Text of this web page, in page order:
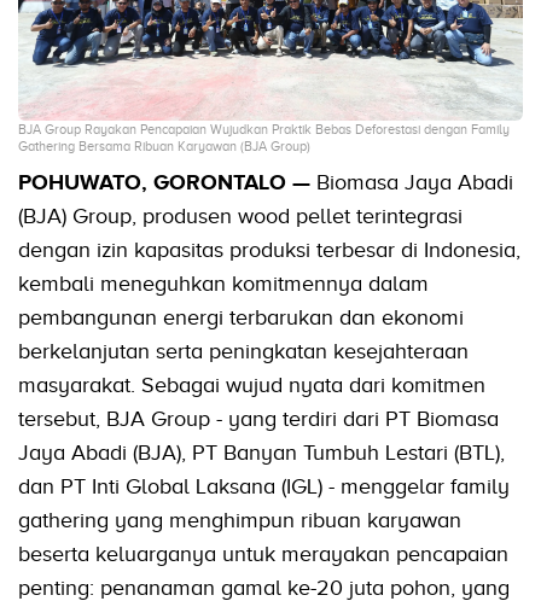
BJA Group Rayakan Pencapaian Wujudkan Praktik Bebas Deforestasi dengan Family
Gathering Bersama Ribuan Karyawan (BJA Group)
POHUWATO, GORONTALO — Biomasa Jaya Abadi
(BJA) Group, produsen wood pellet terintegrasi
dengan izin kapasitas produksi terbesar di Indonesia,
kembali meneguhkan komitmennya dalam
pembangunan energi terbarukan dan ekonomi
berkelanjutan serta peningkatan kesejahteraan
masyarakat. Sebagai wujud nyata dari komitmen
tersebut, BJA Group - yang terdiri dari PT Biomasa
Jaya Abadi (BJA), PT Banyan Tumbuh Lestari (BTL),
dan PT Inti Global Laksana (IGL) - menggelar family
gathering yang menghimpun ribuan karyawan
beserta keluarganya untuk merayakan pencapaian
penting: penanaman gamal ke-20 juta pohon, yang